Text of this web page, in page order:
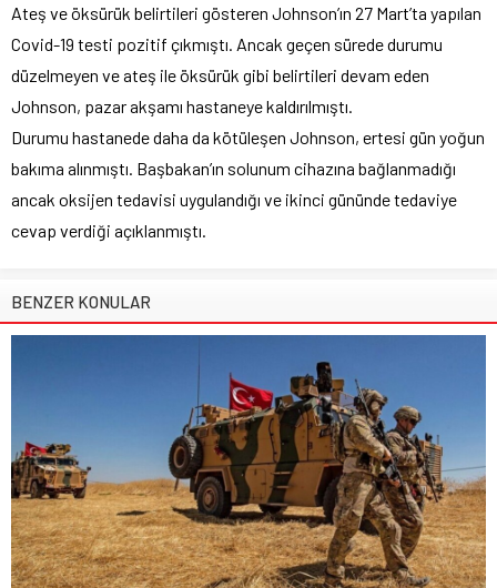
Ateş ve öksürük belirtileri gösteren Johnson’ın 27 Mart’ta yapılan
Covid-19 testi pozitif çıkmıştı. Ancak geçen sürede durumu
düzelmeyen ve ateş ile öksürük gibi belirtileri devam eden
Johnson, pazar akşamı hastaneye kaldırılmıştı.
Durumu hastanede daha da kötüleşen Johnson, ertesi gün yoğun
bakıma alınmıştı. Başbakan’ın solunum cihazına bağlanmadığı
ancak oksijen tedavisi uygulandığı ve ikinci gününde tedaviye
cevap verdiği açıklanmıştı.
BENZER KONULAR